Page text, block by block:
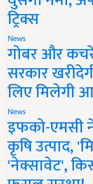
ट्रिक्स
News
गोबर और
सरकार
लिए मिलेगी
News
इफको-एमसी
कृषि उत्पाद,
'नेक्सावेट',